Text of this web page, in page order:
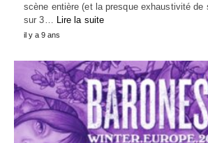
scène entière (et la presque exhaustivité de
sur 3…
Lire la suite
il y a 9 ans